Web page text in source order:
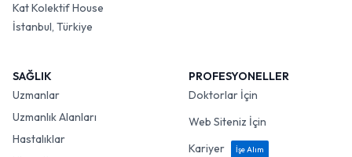
Kat Kolektif House
İstanbul, Türkiye
SAĞLIK
Uzmanlar
Uzmanlık Alanları
Hastalıklar
PROFESYONELLER
Doktorlar İçin
Web Siteniz İçin
Kariyer
İşe Alım